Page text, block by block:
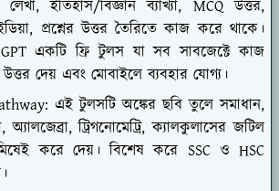
ইতিহাস/বিজ্ঞান ব্যাখ্যা, MCQ উত্তর,
প্রশ্নের উত্তর তৈরিতে কাজ করে থাকে।
GPT একটি ফ্রি টুলস যা সব সাবজেক্টে কাজ
দেয় এবং মোবাইলে ব্যবহার যোগ্য।
এই টুলসটি অঙ্কের ছবি তুলে সমাধান,
অ্যালজেব্রা, ট্রিগনোমেট্রি, ক্যালকুলাসের জটিল
করে দেয়। বিশেষ করে SSC ও HSC